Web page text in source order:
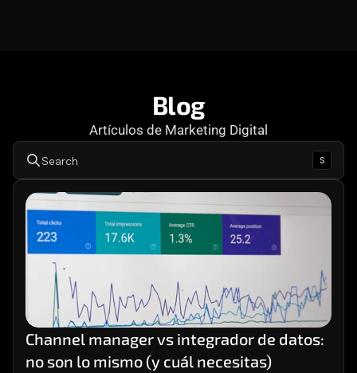
MHA Intelligence
Google Ads
Facebook Ads
Desarrollo Web
Automatización
Email marketing
RESOURCES
Blog
Blog
Artículos de Marketing Digital
Search s
Channel manager vs integrador de datos:
no son lo mismo (y cuál necesitas)